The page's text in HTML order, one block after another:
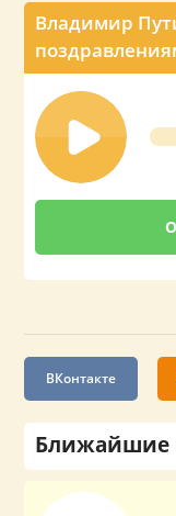
Владимир
ВКонтакте
Ближайшие